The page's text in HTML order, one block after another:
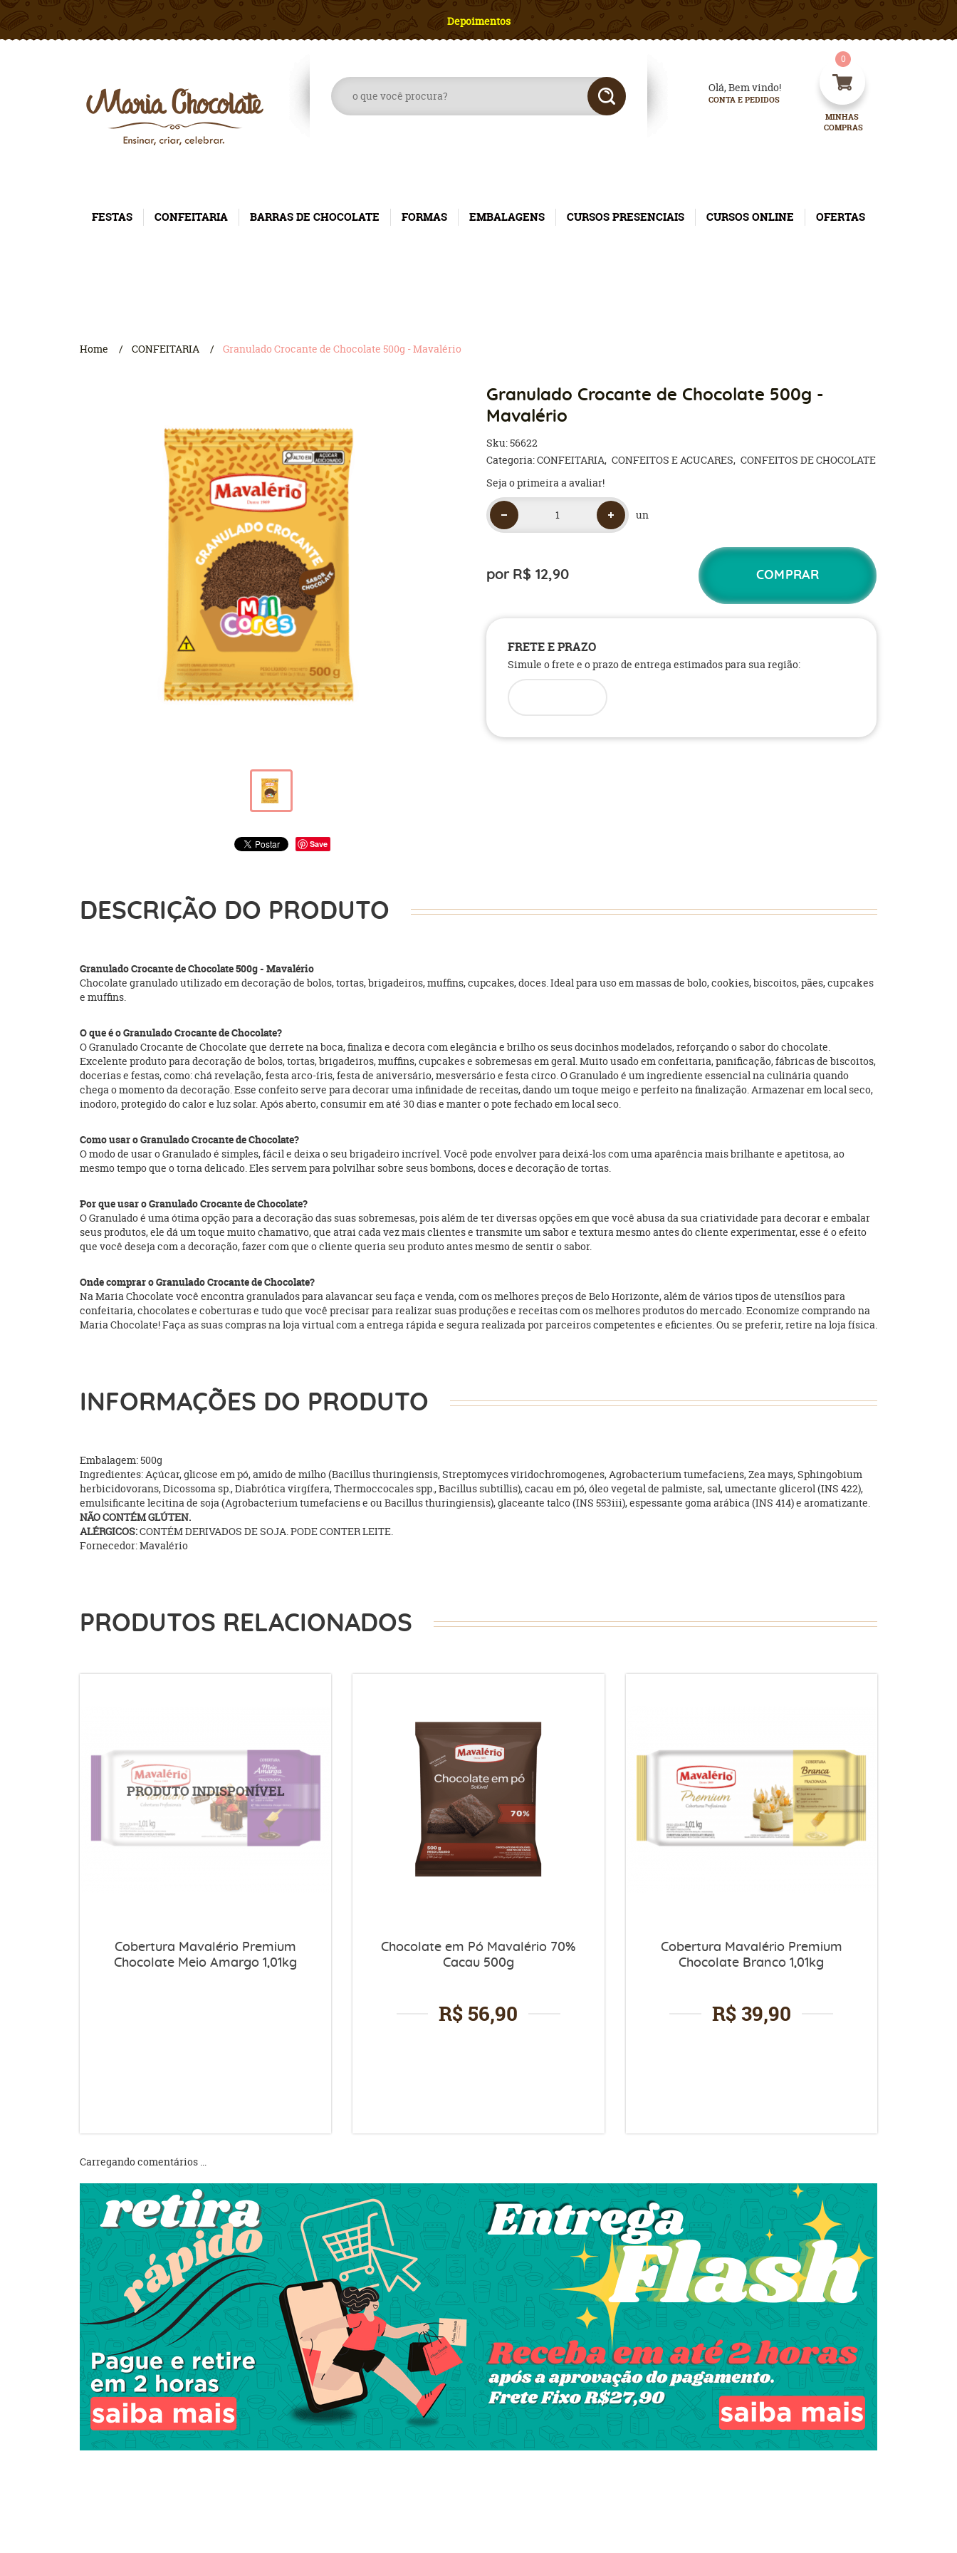
Depoimentos
Olá, Bem vindo!
CONTA E PEDIDOS
MINHAS
COMPRAS
0
FESTAS CONFEITARIA BARRAS DE CHOCOLATE FORMAS EMBALAGENS CURSOS PRESENCIAIS CURSOS ONLINE OFERTAS
Home CONFEITARIA Granulado Crocante de Chocolate 500g - Mavalério
Save
Granulado Crocante de Chocolate 500g -
Mavalério
Sku:56622
Categoria:CONFEITARIA CONFEITOS E ACUCARES CONFEITOS DE CHOCOLATE
Seja o primeira a avaliar!
un
por R$ 12,90 COMPRAR
FRETE E PRAZO
Simule o frete e o prazo de entrega estimados para sua região:
DESCRIÇÃO DO PRODUTO
Granulado Crocante de Chocolate 500g - Mavalério
Chocolate granulado utilizado em decoração de bolos, tortas, brigadeiros, muffins, cupcakes, doces. Ideal para uso em massas de bolo, cookies, biscoitos, pães, cupcakes
e muffins.
O que é o Granulado Crocante de Chocolate?
O Granulado Crocante de Chocolate que derrete na boca, finaliza e decora com elegância e brilho os seus docinhos modelados, reforçando o sabor do chocolate.
Excelente produto para decoração de bolos, tortas, brigadeiros, muffins, cupcakes e sobremesas em geral. Muito usado em confeitaria, panificação, fábricas de biscoitos,
docerias e festas, como: chá revelação, festa arco-íris, festa de aniversário, mesversário e festa circo. O Granulado é um ingrediente essencial na culinária quando
chega o momento da decoração. Esse confeito serve para decorar uma infinidade de receitas, dando um toque meigo e perfeito na finalização. Armazenar em local seco,
inodoro, protegido do calor e luz solar. Após aberto, consumir em até 30 dias e manter o pote fechado em local seco.
Como usar o Granulado Crocante de Chocolate?
O modo de usar o Granulado é simples, fácil e deixa o seu brigadeiro incrível. Você pode envolver para deixá-los com uma aparência mais brilhante e apetitosa, ao
mesmo tempo que o torna delicado. Eles servem para polvilhar sobre seus bombons, doces e decoração de tortas.
Por que usar o Granulado Crocante de Chocolate?
O Granulado é uma ótima opção para a decoração das suas sobremesas, pois além de ter diversas opções em que você abusa da sua criatividade para decorar e embalar
seus produtos, ele dá um toque muito chamativo, que atrai cada vez mais clientes e transmite um sabor e textura mesmo antes do cliente experimentar, esse é o efeito
que você deseja com a decoração, fazer com que o cliente queria seu produto antes mesmo de sentir o sabor.
Onde comprar o Granulado Crocante de Chocolate?
Na Maria Chocolate você encontra granulados para alavancar seu faça e venda, com os melhores preços de Belo Horizonte, além de vários tipos de utensílios para
confeitaria, chocolates e coberturas e tudo que você precisar para realizar suas produções e receitas com os melhores produtos do mercado. Economize comprando na
Maria Chocolate! Faça as suas compras na loja virtual com a entrega rápida e segura realizada por parceiros competentes e eficientes. Ou se preferir, retire na loja física.
INFORMAÇÕES DO PRODUTO
Embalagem: 500g
Ingredientes: Açúcar, glicose em pó, amido de milho (Bacillus thuringiensis, Streptomyces viridochromogenes, Agrobacterium tumefaciens, Zea mays, Sphingobium
herbicidovorans, Dicossoma sp., Diabrótica virgífera, Thermoccocales spp., Bacillus subtillis), cacau em pó, óleo vegetal de palmiste, sal, umectante glicerol (INS 422),
emulsificante lecitina de soja (Agrobacterium tumefaciens e ou Bacillus thuringiensis), glaceante talco (INS 553iii), espessante goma arábica (INS 414) e aromatizante.
NÃO CONTÉM GLÚTEN.
ALÉRGICOS:CONTÉM DERIVADOS DE SOJA. PODE CONTER LEITE.
Fornecedor: Mavalério
PRODUTOS RELACIONADOS
Cobertura Mavalério Premium
Chocolate Meio Amargo 1,01kg
Chocolate em Pó Mavalério 70%
Cacau 500g
R$ 56,90
Cobertura Mavalério Premium
Chocolate Branco 1,01kg
R$ 39,90
Carregando comentários ...